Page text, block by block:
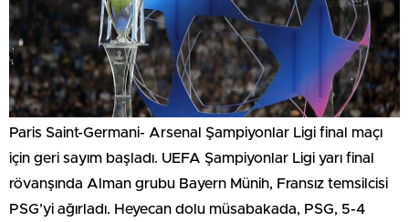
Paris Saint-Germani- Arsenal Şampiyonlar Ligi final maçı
için geri sayım başladı. UEFA Şampiyonlar Ligi yarı final
rövanşında Alman grubu Bayern Münih, Fransız temsilcisi
PSG’yi ağırladı. Heyecan dolu müsabakada, PSG, 5-4